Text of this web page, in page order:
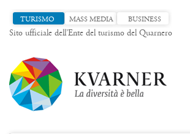
TURISMO MASS MEDIA BUSINESS
Sito ufficiale dell’Ente del turismo del Quarnero